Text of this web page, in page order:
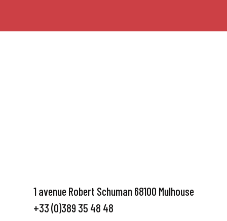
1 avenue Robert Schuman 68100 Mulhouse
+33 (0)389 35 48 48